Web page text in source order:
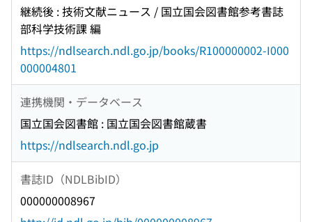
継続後 : 技術文献ニュース / 国立国会図書館参考書誌
部科学技術課 編
https://ndlsearch.ndl.go.jp/books/R100000002-I000
000004801
連携機関・データベース
国立国会図書館 : 国立国会図書館蔵書
https://ndlsearch.ndl.go.jp
書誌ID（NDLBibID）
000000008967